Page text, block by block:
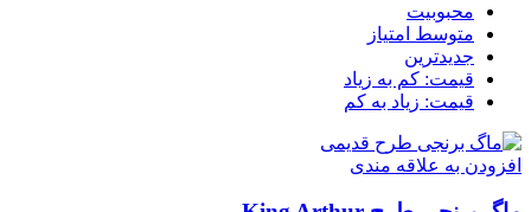
محبوبیت
متوسط امتیاز
جدیدترین
قیمت: کم به زیاد
قیمت: زیاد به کم
افزودن به علاقه مندی